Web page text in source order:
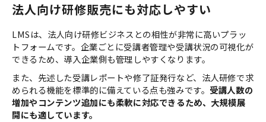
法人向け研修販売にも対応しやすい
LMSは、法人向け研修ビジネスとの相性が非常に高いプラッ
トフォームです。企業ごとに受講者管理や受講状況の可視化が
できるため、導入企業側も管理しやすくなります。
また、先述した受講レポートや修了証発行など、法人研修で求
められる機能を標準的に備えている点も強みです。 受講人数の
増加やコンテンツ追加にも柔軟に対応できるため、大規模展
開にも適しています。